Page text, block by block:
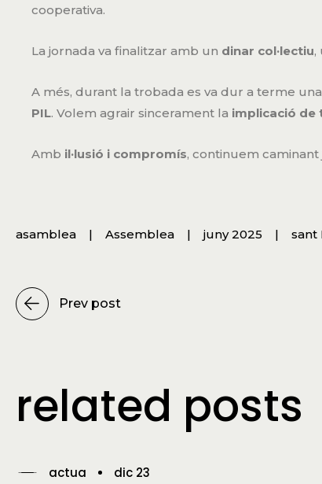
cooperativa.
La jornada va finalitzar amb un dinar col·lectiu,
A més, durant la trobada es va dur a terme una
PIL. Volem agrair sincerament la implicació de
Amb il·lusió i compromís, continuem
asamblea Assemblea juny 2025 sant
Prev post
related posts
actua dic 23